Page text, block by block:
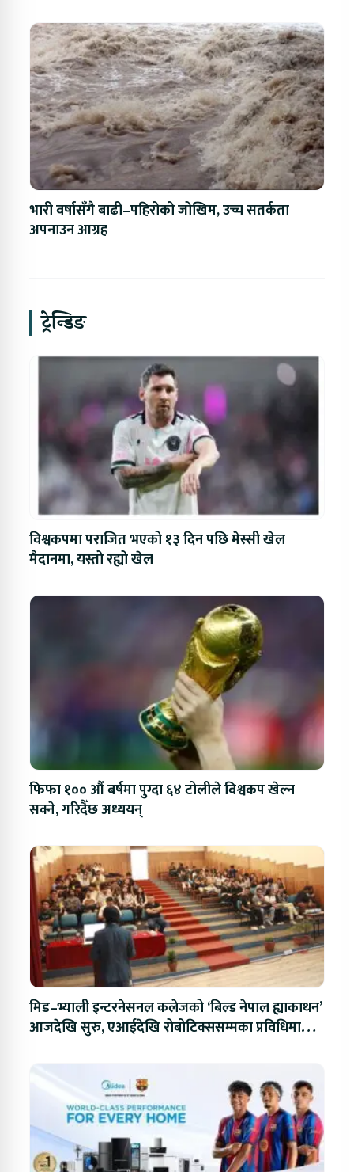
भारी वर्षासँगै बाढी–पहिरोको जोखिम, उच्च सतर्कता
अपनाउन आग्रह
ट्रेन्डिङ
विश्वकपमा पराजित भएको १३ दिन पछि मेस्सी खेल
मैदानमा, यस्तो रह्यो खेल
फिफा १०० औं बर्षमा पुग्दा ६४ टोलीले विश्वकप खेल्न
सक्ने, गरिदैँछ अध्ययन्
मिड–भ्याली इन्टरनेसनल कलेजको ‘बिल्ड नेपाल ह्याकाथन’
आजदेखि सुरु, एआईदेखि रोबोटिक्ससम्मका प्रविधिमा